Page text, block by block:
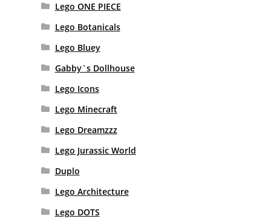
Lego ONE PIECE
Lego Botanicals
Lego Bluey
Gabby`s Dollhouse
Lego Icons
Lego Minecraft
Lego Dreamzzz
Lego Jurassic World
Duplo
Lego Architecture
Lego DOTS